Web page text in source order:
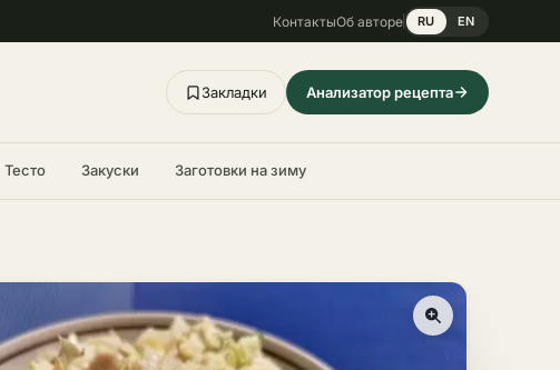
КонтактыОб авторе RU EN
Закладки Анализатор рецепта
Тесто Закуски Заготовки на зиму